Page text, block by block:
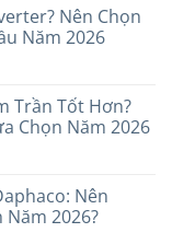
Nên Chọn
Năm 2026
Trần Tốt Hơn?
Chọn Năm 2026
Nên
Năm 2026?